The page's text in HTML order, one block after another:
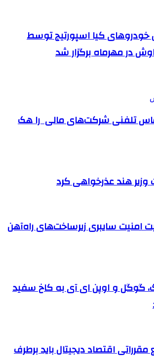
کیا اسپورتیج توسط
در مهرماه برگزار شد
تلفنی شرکت‌های مالی را هک
وزیر هند عذرخواهی کرد
امنیت سایبری زیرساخت‌های راه‌آهن
گوگل و اوپن ای آی به کاخ سفید
اقتصاد دیجیتال باید برطرف